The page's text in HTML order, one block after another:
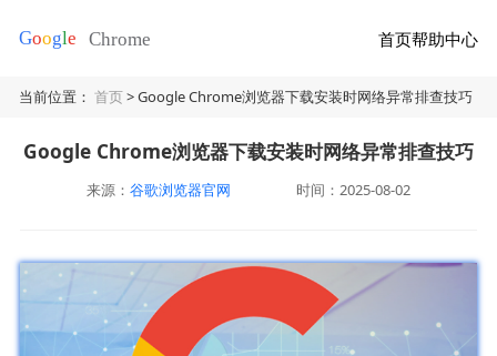
首页帮助中心
当前位置：首页> Google Chrome浏览器下载安装时网络异常排查技巧
Google Chrome浏览器下载安装时网络异常排查技巧
来源： 谷歌浏览器官网 时间：2025-08-02